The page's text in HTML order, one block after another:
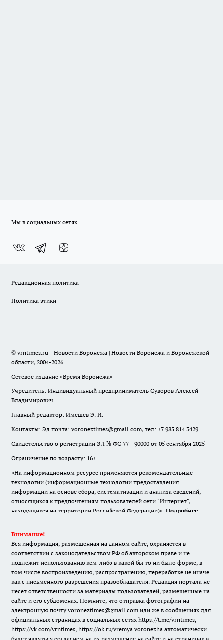
Мы в социальных сетях
Редакционная политика
Политика этики
© vrntimes.ru - Новости Воронежа | Новости Воронежа и Воронежской
области, 2004-2026
Сетевое издание «Время Воронежа»
Учредитель: Индивидуальный предприниматель Суворов Алексей
Владимирович
Главный редактор: Имешев Э. И.
Контакты: Эл.почта: voroneztimes@gmail.com, тел: +7 985 814 3429
Свидетельство о регистрации ЭЛ № ФС 77 - 90000 от 05 сентября 2025
Ограничение по возрасту: 16+
«На информационном ресурсе применяются рекомендательные
технологии (информационные технологии предоставления
информации на основе сбора, систематизации и анализа сведений,
относящихся к предпочтениям пользователей сети "Интернет",
находящихся на территории Российской Федерации)». Подробнее
Внимание!
Вся информация, размещенная на данном сайте, охраняется в
соответствии с законодательством РФ об авторском праве и не
подлежит использованию кем-либо в какой бы то ни было форме, в
том числе воспроизведению, распространению, переработке не иначе
как с письменного разрешения правообладателя. Редакция портала не
несет ответственности за материалы пользователей, размещенные на
сайте и его субдоменах. Помните, что отправка фотографии на
электронную почту voroneztimes@gmail.com или же в сообщениях для
официальных страницах в социальных сетях https://t.me/vrntimes,
https://vk.com/vrntimes, https://ok.ru/vremya.voronezha автоматически
будет являться согласием на их размещение на сайте и на страницах в